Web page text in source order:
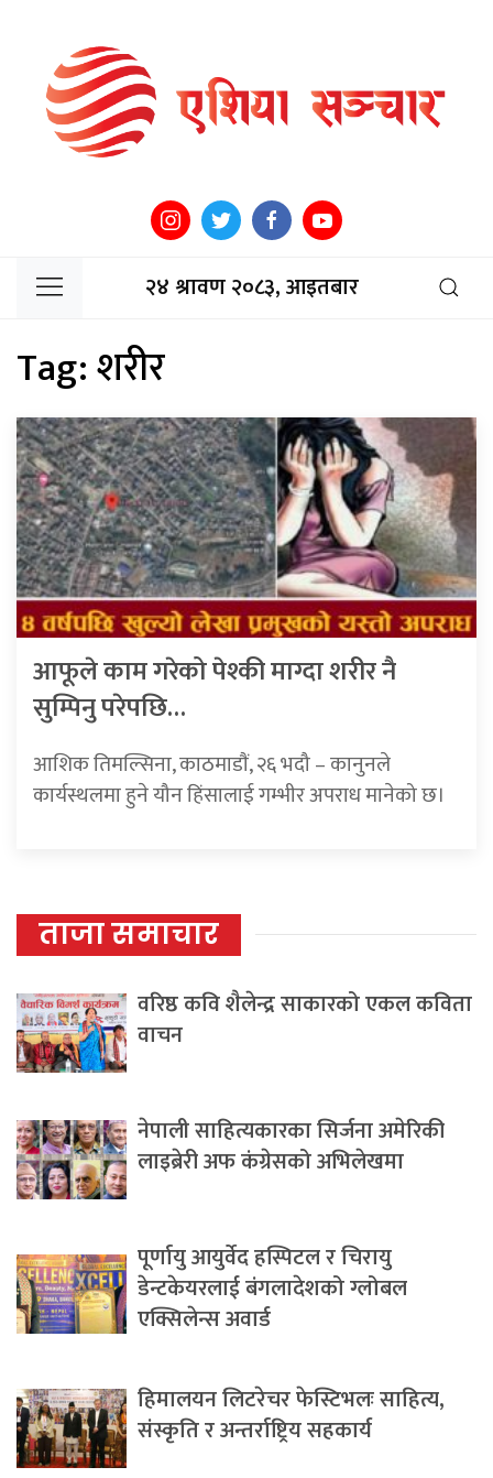
२४ श्रावण २०८३, आइतबार
Tag:शरीर
आफूले काम गरेको पेश्की माग्दा शरीर नै
सुम्पिनु परेपछि…
आशिक तिमल्सिना, काठमाडाैं, २६ भदौ – कानुनले
कार्यस्थलमा हुने यौन हिंसालाई गम्भीर अपराध मानेको छ।
ताजा समाचार
वरिष्ठ कवि शैलेन्द्र साकारको एकल कविता
वाचन
नेपाली साहित्यकारका सिर्जना अमेरिकी
लाइब्रेरी अफ कंग्रेसको अभिलेखमा
पूर्णायु आयुर्वेद हस्पिटल र चिरायु
डेन्टकेयरलाई बंगलादेशको ग्लोबल
एक्सिलेन्स अवार्ड
हिमालयन लिटरेचर फेस्टिभलः साहित्य,
संस्कृति र अन्तर्राष्ट्रिय सहकार्य